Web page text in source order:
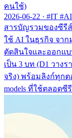
คนใช้)
2026-06-22 · #IT #AI
สารบัญรวมของซีรี
ใช้ AI ในธุรกิจ จาก
ตัดสินใจและออกแบ
เป็น 3 บท (D1 วาง
จริง) พร้อมลิงก์ทุกต
models ที่ใช้ตลอดซี